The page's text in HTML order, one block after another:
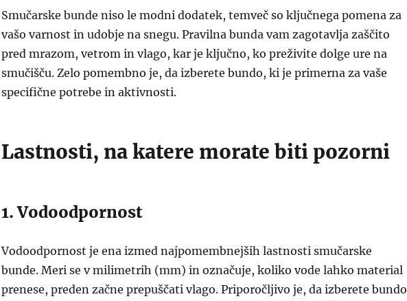
Smučarske bunde niso le modni dodatek, temveč so ključnega pomena za
vašo varnost in udobje na snegu. Pravilna bunda vam zagotavlja zaščito
pred mrazom, vetrom in vlago, kar je ključno, ko preživite dolge ure na
smučišču. Zelo pomembno je, da izberete bundo, ki je primerna za vaše
specifične potrebe in aktivnosti.
Lastnosti, na katere morate biti pozorni
1. Vodoodpornost
Vodoodpornost je ena izmed najpomembnejših lastnosti smučarske
bunde. Meri se v milimetrih (mm) in označuje, koliko vode lahko material
prenese, preden začne prepuščati vlago. Priporočljivo je, da izberete bundo